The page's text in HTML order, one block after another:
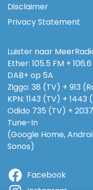
Disclaimer
Privacy Statement
Luister naar
Ether: 105.5 FM +
DAB+ op 5A
Ziggo: 38 (TV) + 913
KPN: 1143 (TV) + 1443
Odido 735 (TV) +
Tune-In
(Google Home,
Sonos)
Facebook